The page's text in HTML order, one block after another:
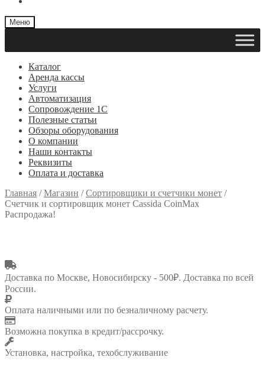
Меню
Каталог
Аренда кассы
Услуги
Автоматизация
Сопровождение 1С
Полезные статьи
Обзоры оборудования
О компании
Наши контакты
Реквизиты
Оплата и доставка
Главная /Магазин /Сортировщики и счетчики монет /
Счетчик и сортировщик монет Cassida CoinMax
Распродажа!
Доставка по Москве, Новосибирску - 500₽. Доставка по всей
России.
Оплата наличными или по безналичному расчету.
Возможна покупка в кредит/рассрочку.
Установка, настройка, техобслуживание